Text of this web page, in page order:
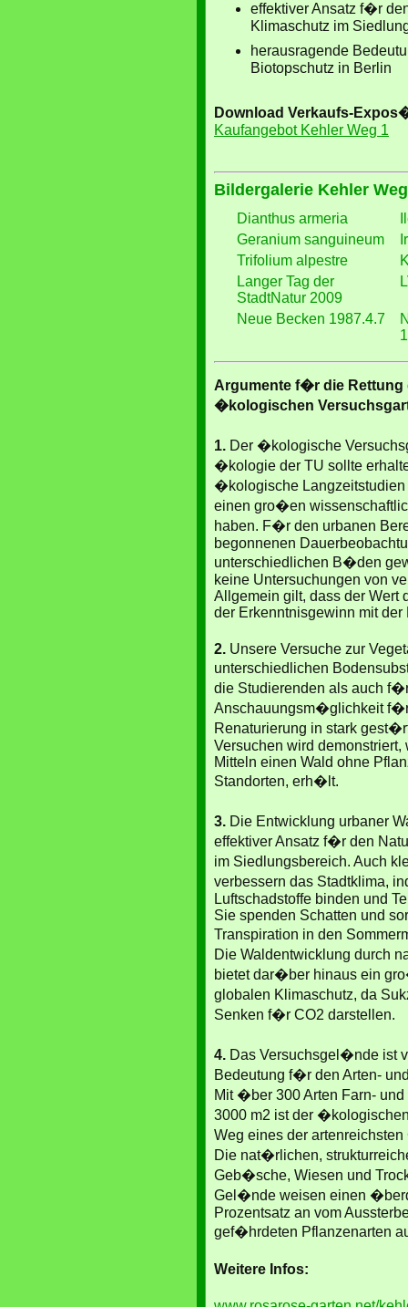
effektiver Ansatz f�r
Klimaschutz im
herausragende
Biotopschutz in Berlin
Download Verkaufs-
Kaufangebot Kehler Weg 1
Bildergalerie Kehler
Dianthus armeria
Geranium sanguineum
Trifolium alpestre
Langer Tag der
StadtNatur 2009
Neue Becken 1987.4.7
Argumente f�r die Rettung
�kologischen
1. Der �kologische
�kologie der TU sollte
�kologische
einen gro�en
haben. F�r den urbanen
begonnenen
unterschiedlichen B�den
keine Untersuchungen von
Allgemein gilt, dass der Wert
der Erkenntnisgewinn mit der
2. Unsere Versuche zur
unterschiedlichen
die Studierenden als auch
Anschauungsm�glichkeit
Renaturierung in stark
Versuchen wird
Mitteln einen Wald ohne
Standorten, erh�lt.
3. Die Entwicklung urbaner
effektiver Ansatz f�r den
im Siedlungsbereich. Auch
verbessern das Stadtklima,
Luftschadstoffe binden und
Sie spenden Schatten und
Transpiration in den
Die Waldentwicklung durch
bietet dar�ber hinaus ein
globalen Klimaschutz, da
Senken f�r CO2 darstellen.
4. Das Versuchsgel�nde ist
Bedeutung f�r den Arten-
Mit �ber 300 Arten Farn-
3000 m2 ist der
Weg eines der
Die nat�rlichen,
Geb�sche, Wiesen und
Gel�nde weisen einen
Prozentsatz an vom
gef�hrdeten Pflanzenarten
Weitere Infos: